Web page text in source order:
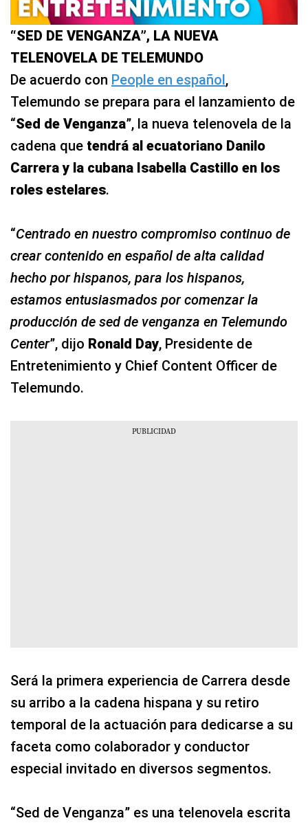
“SED DE VENGANZA”, LA NUEVA
TELENOVELA DE TELEMUNDO
De acuerdo con People en español,
Telemundo se prepara para el lanzamiento de
“Sed de Venganza”, la nueva telenovela de la
cadena que tendrá al ecuatoriano Danilo
Carrera y la cubana Isabella Castillo en los
roles estelares.
“Centrado en nuestro compromiso continuo de
crear contenido en español de alta calidad
hecho por hispanos, para los hispanos,
estamos entusiasmados por comenzar la
producción de sed de venganza en Telemundo
Center”, dijo Ronald Day, Presidente de
Entretenimiento y Chief Content Officer de
Telemundo.
Será la primera experiencia de Carrera desde
su arribo a la cadena hispana y su retiro
temporal de la actuación para dedicarse a su
faceta como colaborador y conductor
especial invitado en diversos segmentos.
“Sed de Venganza” es una telenovela escrita